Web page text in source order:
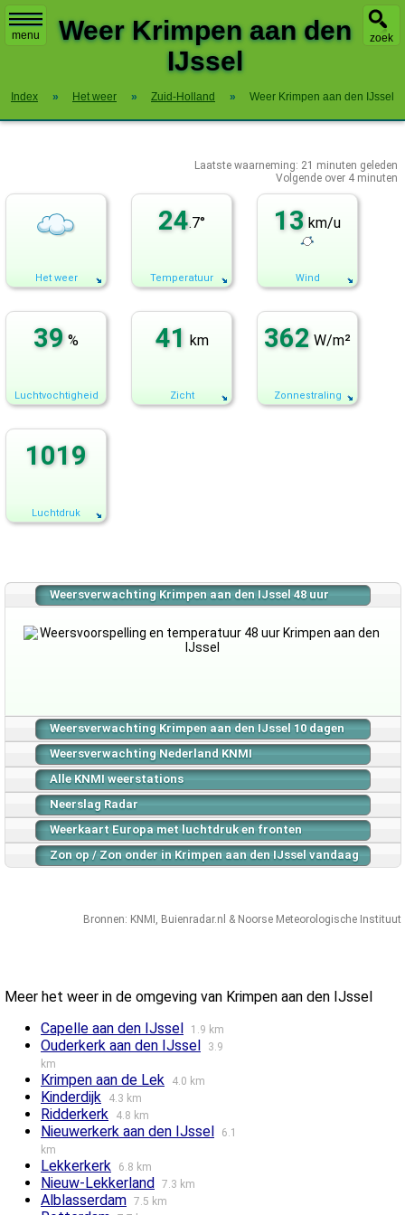
menu zoek
Weer Krimpen aan den
IJssel
Index » Het weer » Zuid-Holland » Weer Krimpen aan den IJssel
Laatste waarneming: 21 minuten geleden
Volgende over 4 minuten
Het weer
24.7°
Temperatuur
13 km/u
Wind
39 %
Luchtvochtigheid
41 km
Zicht
362 W/m²
Zonnestraling
1019
Luchtdruk
Weersverwachting Krimpen aan den IJssel 48 uur
Weersverwachting Krimpen aan den IJssel 10 dagen
Weersverwachting Nederland KNMI
Alle KNMI weerstations
Neerslag Radar
Weerkaart Europa met luchtdruk en fronten
Zon op / Zon onder in Krimpen aan den IJssel vandaag
Bronnen: KNMI , Buienradar.nl & Noorse Meteorologische Instituut
Meer het weer in de omgeving van Krimpen aan den IJssel
Capelle aan den IJssel
1.9 km
Ouderkerk aan den IJssel
3.9
km
Krimpen aan de Lek 4.0 km
Kinderdijk 4.3 km
Ridderkerk 4.8 km
Nieuwerkerk aan den IJssel
6.1
km
Lekkerkerk 6.8 km
Nieuw-Lekkerland 7.3 km
Alblasserdam 7.5 km